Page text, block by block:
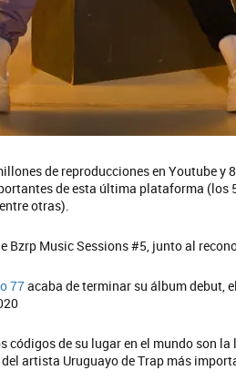
de reproducciones en Youtube
de esta última plataforma (los
otras).
Bzrp Music Sessions #5, junto al
77acaba de terminar su álbum debut,
códigos de su lugar en el mundo son
artista Uruguayo de Trap más